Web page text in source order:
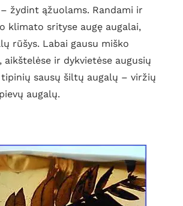
žydint ąžuolams. Randami ir
klimato srityse augę augalai,
rūšys. Labai gausu miško
aikštelėse ir dykvietėse augusių
tipinių sausų šiltų augalų – viržių
augalų.